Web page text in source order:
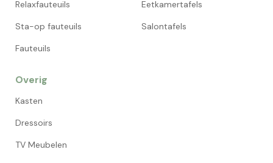
Relaxfauteuils
Sta-op fauteuils
Fauteuils
Eetkamertafels
Salontafels
Overig
Kasten
Dressoirs
TV Meubelen